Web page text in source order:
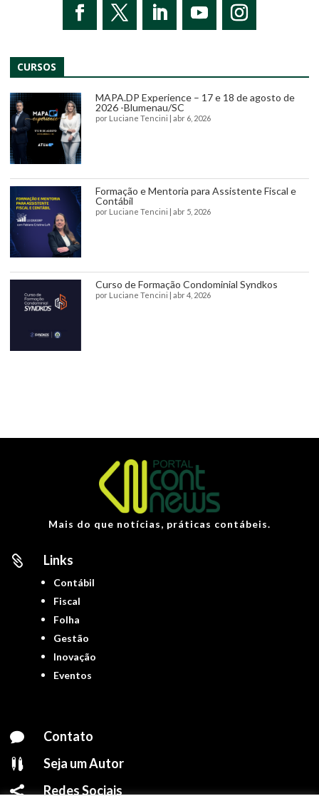
CURSOS
MAPA.DP Experience – 17 e 18 de agosto de
2026 -Blumenau/SC
por Luciane Tencini | abr 6, 2026
Formação e Mentoria para Assistente Fiscal e
Contábil
por Luciane Tencini | abr 5, 2026
Curso de Formação Condominial Syndkos
por Luciane Tencini | abr 4, 2026
Mais do que notícias, práticas contábeis.
 Links
Contábil
Fiscal
Folha
Gestão
Inovação
Eventos
 Contato
 Seja um Autor
 Redes Sociais